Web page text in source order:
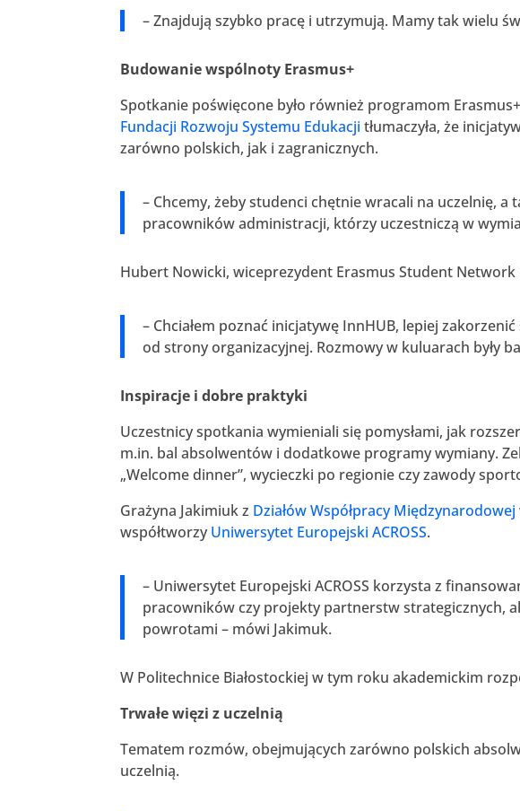
– Znajdują szybko pracę i utrzymują. Mamy tak wielu
Budowanie wspólnoty Erasmus+
Spotkanie poświęcone było również programom
Fundacji Rozwoju Systemu Edukacji tłumaczyła, że
zarówno polskich, jak i zagranicznych.
– Chcemy, żeby studenci chętnie wracali na uczelnię,
pracowników administracji, którzy uczestniczą w
Hubert Nowicki, wiceprezydent Erasmus Student
– Chciałem poznać inicjatywę InnHUB, lepiej
od strony organizacyjnej. Rozmowy w kuluarach były
Inspiracje i dobre praktyki
Uczestnicy spotkania wymieniali się pomysłami, jak
m.in. bal absolwentów i dodatkowe programy wymiany.
„Welcome dinner”, wycieczki po regionie czy zawody
Grażyna Jakimiuk z Działów Współpracy Międzynarodowej
współtworzy Uniwersytet Europejski ACROSS.
– Uniwersytet Europejski ACROSS korzysta z
pracowników czy projekty partnerstw strategicznych,
powrotami – mówi Jakimuk.
W Politechnice Białostockiej w tym roku akademickim
Trwałe więzi z uczelnią
Tematem rozmów, obejmujących zarówno polskich
uczelnią.